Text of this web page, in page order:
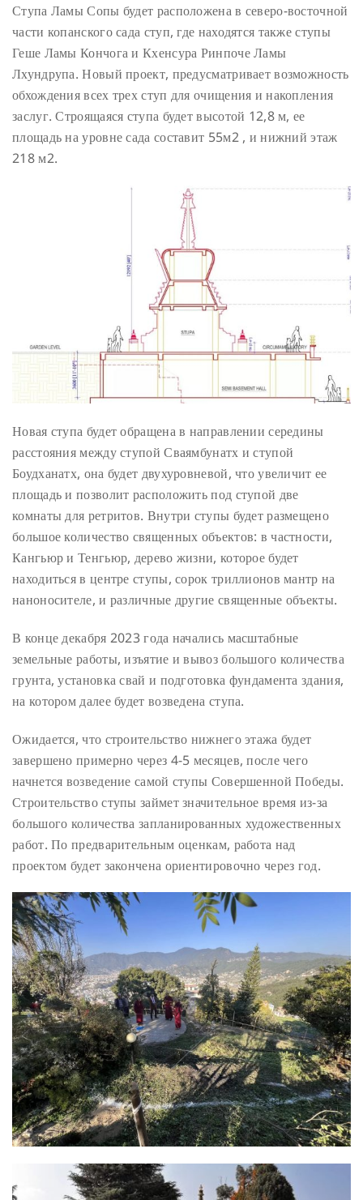
Ступа Ламы Сопы будет расположена в северо-восточной
части копанского сада ступ, где находятся также ступы
Геше Ламы Кончога и Кхенсура Ринпоче Ламы
Лхундрупа. Новый проект, предусматривает возможность
обхождения всех трех ступ для очищения и накопления
заслуг. Строящаяся ступа будет высотой 12,8 м, ее
площадь на уровне сада составит 55м2 , и нижний этаж
218 м2.
Новая ступа будет обращена в направлении середины
расстояния между ступой Сваямбунатх и ступой
Боудханатх, она будет двухуровневой, что увеличит ее
площадь и позволит расположить под ступой две
комнаты для ретритов. Внутри ступы будет размещено
большое количество священных объектов: в частности,
Кангьюр и Тенгьюр, дерево жизни, которое будет
находиться в центре ступы, сорок триллионов мантр на
наноносителе, и различные другие священные объекты.
В конце декабря 2023 года начались масштабные
земельные работы, изъятие и вывоз большого количества
грунта, установка свай и подготовка фундамента здания,
на котором далее будет возведена ступа.
Ожидается, что строительство нижнего этажа будет
завершено примерно через 4-5 месяцев, после чего
начнется возведение самой ступы Совершенной Победы.
Строительство ступы займет значительное время из-за
большого количества запланированных художественных
работ. По предварительным оценкам, работа над
проектом будет закончена ориентировочно через год.